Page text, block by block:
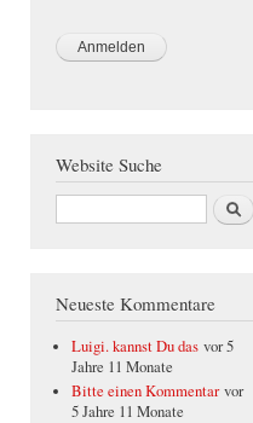
Website Suche
Suche
Neueste Kommentare
Luigi. kannst Du das vor 5
Jahre 11 Monate
Bitte einen Kommentar vor
5 Jahre 11 Monate